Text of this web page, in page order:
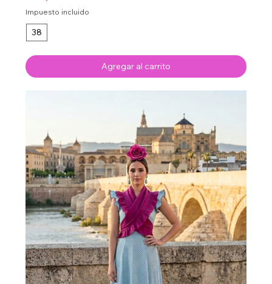
Impuesto incluido
38
Agregar al carrito